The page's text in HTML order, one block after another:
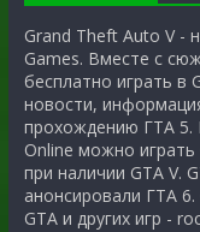
Grand Theft Auto V -
Games. Вместе с
бесплатно играть в
новости,
прохождению ГТА 5.
Online можно играть
при наличии GTA V.
анонсировали ГТА
GTA и других игр -